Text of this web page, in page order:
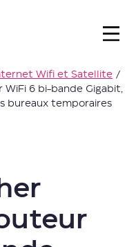
Wifi et Satellite /
6 bi-bande Gigabit,
bureaux temporaires